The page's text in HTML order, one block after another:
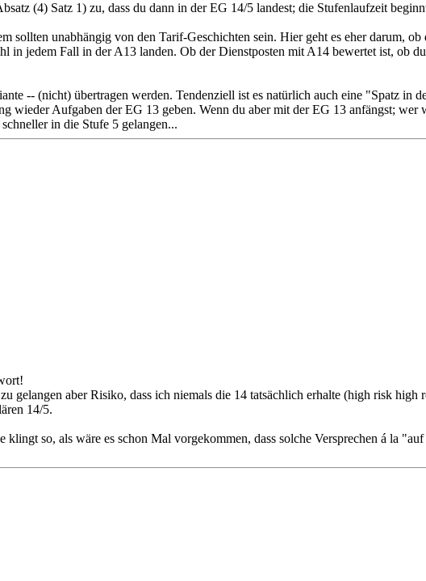
(4) Satz 1) zu, dass du dann in der EG 14/5 landest; die Stufenlaufzeit
sollten unabhängig von den Tarif-Geschichten sein. Hier geht es eher darum,
in jedem Fall in der A13 landen. Ob der Dienstposten mit A14 bewertet ist, ob
-- (nicht) übertragen werden. Tendenziell ist es natürlich auch eine "Spatz in
wieder Aufgaben der EG 13 geben. Wenn du aber mit der EG 13 anfängst; wer
in die Stufe 5 gelangen...
gelangen aber Risiko, dass ich niemals die 14 tatsächlich erhalte (high risk
14/5.
klingt so, als wäre es schon Mal vorgekommen, dass solche Versprechen á la